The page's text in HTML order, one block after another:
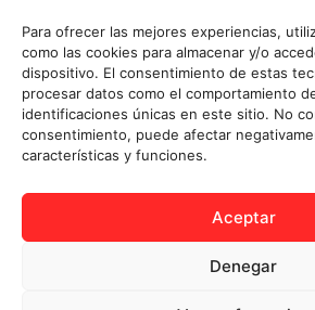
Para ofrecer las mejores experiencias,
como las cookies para almacenar y/o
dispositivo. El consentimiento de estas
procesar datos como el comportamiento
identificaciones únicas en este sitio. No
consentimiento, puede afectar
características y funciones.
Aceptar
Denegar